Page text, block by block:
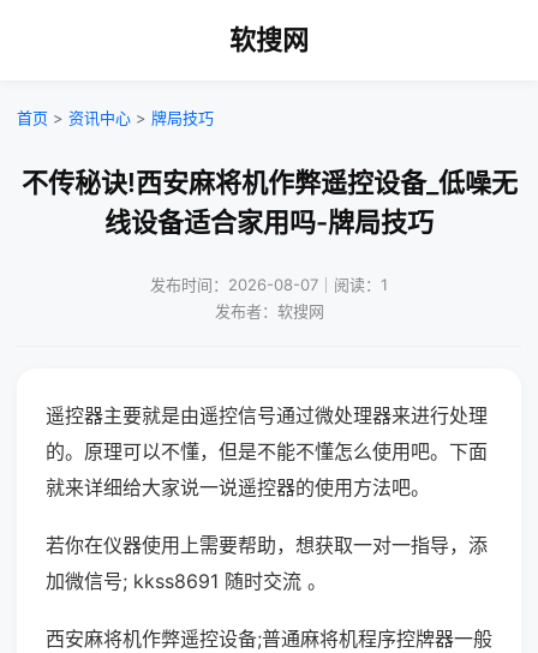
软搜网
首页 > 资讯中心 > 牌局技巧
不传秘诀!西安麻将机作弊遥控设备_低噪无
线设备适合家用吗-牌局技巧
发布时间：2026-08-07｜阅读：1
发布者：软搜网
遥控器主要就是由遥控信号通过微处理器来进行处理
的。原理可以不懂，但是不能不懂怎么使用吧。下面
就来详细给大家说一说遥控器的使用方法吧。
若你在仪器使用上需要帮助，想获取一对一指导，添
加微信号; kkss8691 随时交流 。
西安麻将机作弊遥控设备;普通麻将机程序控牌器一般